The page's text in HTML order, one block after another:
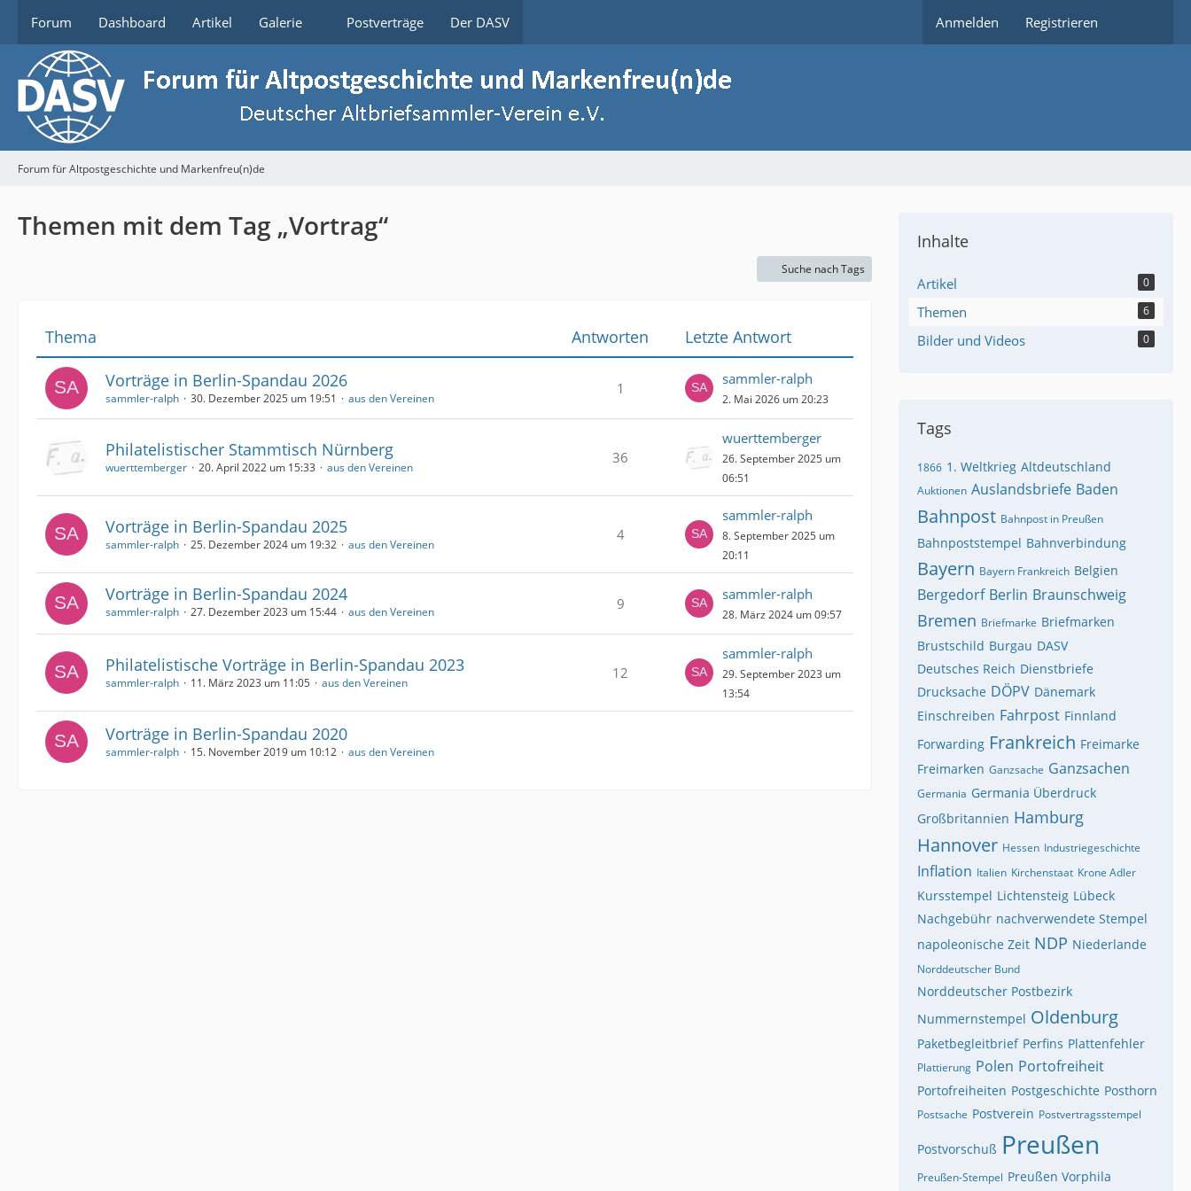
Forum Dashboard Artikel Galerie Postverträge Der DASV Anmelden Registrieren
Forum für Altpostgeschichte und Markenfreu(n)de
Themen mit dem Tag „Vortrag“
Suche nach Tags
Thema Antworten Letzte Antwort
Vorträge in Berlin-Spandau 2026
sammler-ralph 30. Dezember 2025 um 19:51 aus den Vereinen
1
sammler-ralph
2. Mai 2026 um 20:23
Philatelistischer Stammtisch Nürnberg
wuerttemberger 20. April 2022 um 15:33 aus den Vereinen
36
wuerttemberger
26. September 2025 um
06:51
Vorträge in Berlin-Spandau 2025
sammler-ralph 25. Dezember 2024 um 19:32 aus den Vereinen
4
sammler-ralph
8. September 2025 um
20:11
Vorträge in Berlin-Spandau 2024
sammler-ralph 27. Dezember 2023 um 15:44 aus den Vereinen 9
sammler-ralph
28. März 2024 um 09:57
Philatelistische Vorträge in Berlin-Spandau 2023
sammler-ralph 11. März 2023 um 11:05 aus den Vereinen
12
sammler-ralph
29. September 2023 um
13:54
Vorträge in Berlin-Spandau 2020
sammler-ralph 15. November 2019 um 10:12 aus den Vereinen
Inhalte
Artikel 0
Themen 6
Bilder und Videos 0
Tags
1866 1. Weltkrieg Altdeutschland
Auktionen Auslandsbriefe Baden
Bahnpost Bahnpost in Preußen
Bahnpoststempel Bahnverbindung
Bayern Bayern Frankreich Belgien
Bergedorf Berlin Braunschweig
Bremen Briefmarke Briefmarken
Brustschild Burgau DASV
Deutsches Reich Dienstbriefe
Drucksache DÖPV Dänemark
Einschreiben Fahrpost Finnland
Forwarding Frankreich Freimarke
Freimarken Ganzsache Ganzsachen
Germania Germania Überdruck
Großbritannien Hamburg
Hannover Hessen Industriegeschichte
Inflation Italien Kirchenstaat Krone Adler
Kursstempel Lichtensteig Lübeck
Nachgebühr nachverwendete Stempel
napoleonische Zeit NDP Niederlande
Norddeutscher Bund
Norddeutscher Postbezirk
Nummernstempel Oldenburg
Paketbegleitbrief Perfins Plattenfehler
Plattierung Polen Portofreiheit
Portofreiheiten Postgeschichte Posthorn
Postsache Postverein Postvertragsstempel
Postvorschuß Preußen
Preußen-Stempel Preußen Vorphila